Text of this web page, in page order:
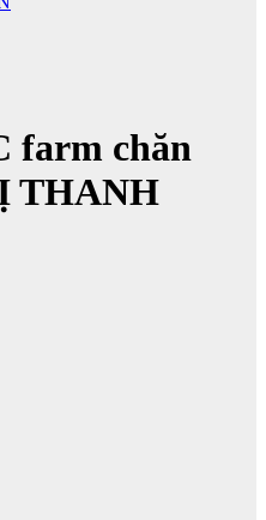
farm chăn
THANH